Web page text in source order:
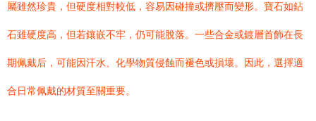
屬雖然珍貴，但硬度相對較低，容易因碰撞或擠壓而變形。寶石如鉆
石雖硬度高，但若鑲嵌不牢，仍可能脫落。一些合金或鍍層首飾在長
期佩戴后，可能因汗水、化學物質侵蝕而褪色或損壞。因此，選擇適
合日常佩戴的材質至關重要。